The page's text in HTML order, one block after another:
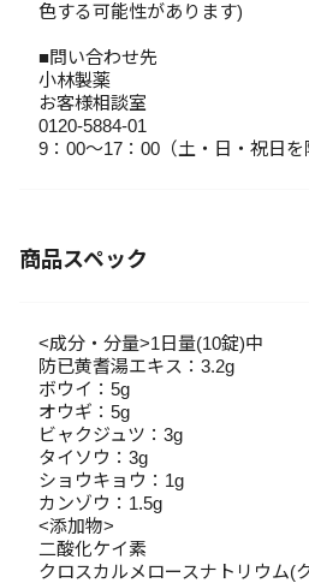
色する可能性があります)
■問い合わせ先
小林製薬
お客様相談室
0120-5884-01
9：00～17：00（土・日・祝日を
商品スペック
<成分・分量>1日量(10錠)中
防已黄耆湯エキス：3.2g
ボウイ：5g
オウギ：5g
ビャクジュツ：3g
タイソウ：3g
ショウキョウ：1g
カンゾウ：1.5g
<添加物>
二酸化ケイ素
クロスカルメロースナトリウム(